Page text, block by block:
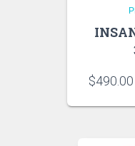
$490.00